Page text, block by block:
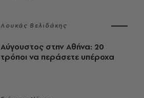
Λουκάς Βελιδάκης
Αύγουστος στην Αθήνα: 20
τρόποι να περάσετε υπέροχα